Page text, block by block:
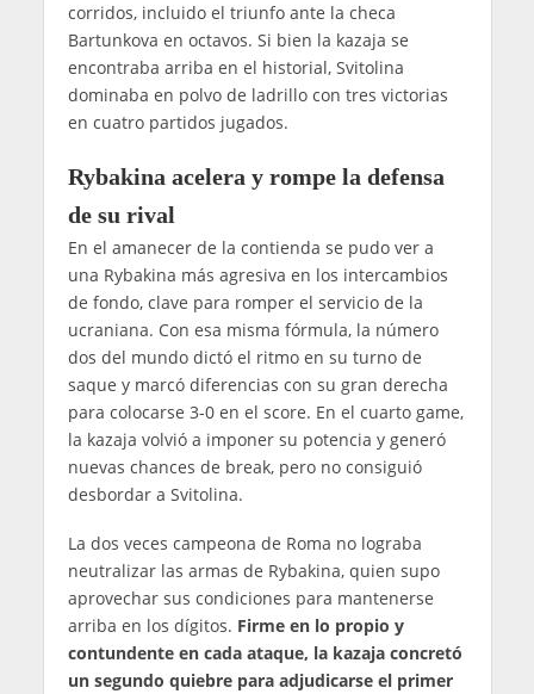
corridos, incluido el triunfo ante la checa
Bartunkova en octavos. Si bien la kazaja se
encontraba arriba en el historial, Svitolina
dominaba en polvo de ladrillo con tres victorias
en cuatro partidos jugados.
Rybakina acelera y rompe la defensa
de su rival
En el amanecer de la contienda se pudo ver a
una Rybakina más agresiva en los intercambios
de fondo, clave para romper el servicio de la
ucraniana. Con esa misma fórmula, la número
dos del mundo dictó el ritmo en su turno de
saque y marcó diferencias con su gran derecha
para colocarse 3-0 en el score. En el cuarto game,
la kazaja volvió a imponer su potencia y generó
nuevas chances de break, pero no consiguió
desbordar a Svitolina.
La dos veces campeona de Roma no lograba
neutralizar las armas de Rybakina, quien supo
aprovechar sus condiciones para mantenerse
arriba en los dígitos. Firme en lo propio y
contundente en cada ataque, la kazaja concretó
un segundo quiebre para adjudicarse el primer